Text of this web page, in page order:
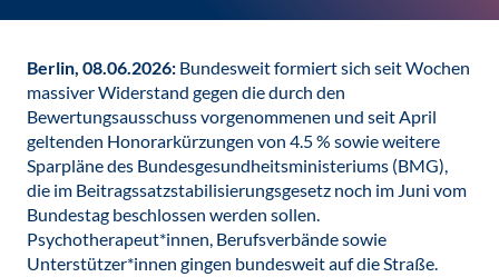
Berlin, 08.06.2026: Bundesweit formiert sich seit Wochen
massiver Widerstand gegen die durch den
Bewertungsausschuss vorgenommenen und seit April
geltenden Honorarkürzungen von 4.5 % sowie weitere
Sparpläne des Bundesgesundheitsministeriums (BMG),
die im Beitragssatzstabilisierungsgesetz noch im Juni vom
Bundestag beschlossen werden sollen.
Psychotherapeut*innen, Berufsverbände sowie
Unterstützer*innen gingen bundesweit auf die Straße.